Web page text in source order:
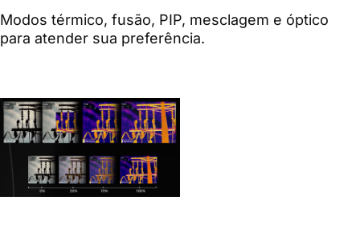
Modos térmico, fusão, PIP, mesclagem e óptico
para atender sua preferência.